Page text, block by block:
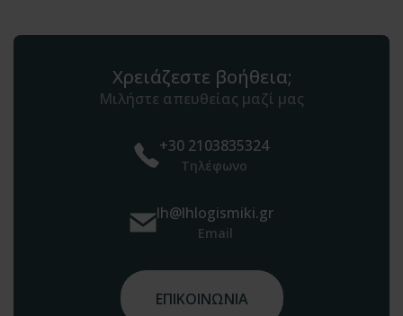
Χρειάζεστε βοήθεια;
Μιλήστε απευθείας μαζί μας
+30 2103835324
Τηλέφωνο
lh@lhlogismiki.gr
Email
ΕΠΙΚΟΙΝΩΝΙΑ